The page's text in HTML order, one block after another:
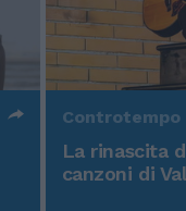
Controtempo
La rinascita
canzoni di